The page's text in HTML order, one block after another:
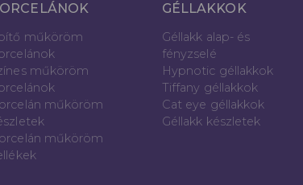
műköröm
műköröm
műköröm
műköröm
GÉLLAKKOK
Géllakk alap- és
fényzselé
Hypnotic géllakkok
Tiffany géllakkok
Cat eye géllakkok
Géllakk készletek